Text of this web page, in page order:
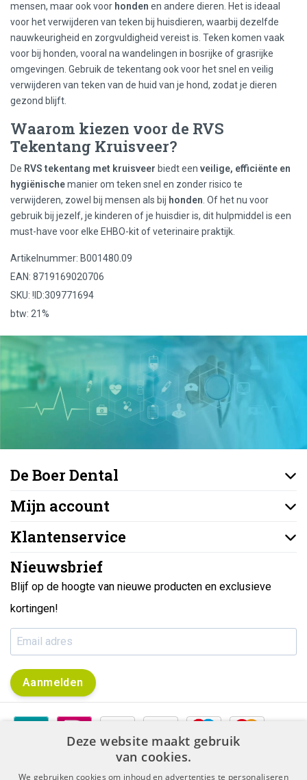
mensen, maar ook voor honden en andere dieren. Het is ideaal
voor het verwijderen van teken bij huisdieren, waarbij dezelfde
nauwkeurigheid en zorgvuldigheid vereist is. Teken komen vaak
voor bij honden, vooral na wandelingen in bosrijke of grasrijke
omgevingen. Gebruik de tekentang ook voor het snel en veilig
verwijderen van teken van de huid van je hond, zodat je dieren
gezond blijft.
Waarom kiezen voor de RVS
Tekentang Kruisveer?
De RVS tekentang met kruisveer biedt een veilige, efficiënte en
hygiënischemanier om teken snel en zonder risico te
verwijderen, zowel bij mensen als bij honden . Of het nu voor
gebruik bij jezelf, je kinderen of je huisdier is, dit hulpmiddel is een
must-have voor elke EHBO-kit of veterinaire praktijk.
Artikelnummer: B001480.09
EAN: 8719169020706
SKU: !ID:309771694
btw: 21%
De Boer Dental
Mijn account
Klantenservice
Nieuwsbrief
Blijf op de hoogte van nieuwe producten en exclusieve
kortingen!
Aanmelden
Deze website maakt gebruik
van cookies.
We gebruiken cookies om inhoud en advertenties te personaliseren